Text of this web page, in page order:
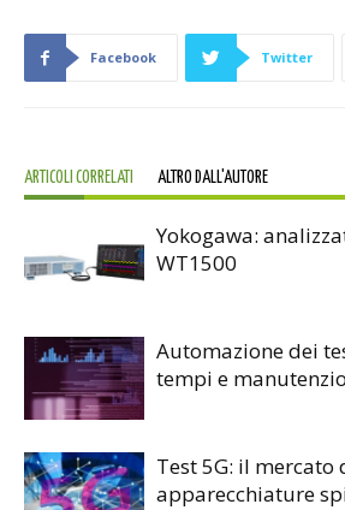
Facebook Twitter
ARTICOLI CORRELATI ALTRO DALL'AUTORE
Yokogawa:
WT1500
Automazione dei
tempi e
Test 5G: il mercato
apparecchiature